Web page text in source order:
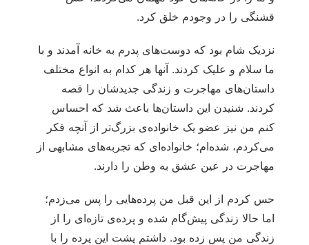
قشنگی را در وجودم خلق کرد.
نزدیک شام بود که دوست‌های پدرم به خانه آمدند و با
ما سلام و علیک کردند. آنها هر کدام به انواع مختلف
داستان‌های مهاجرت و زندگی جدیدشان را قصه
کردند. شنیدن این داستان‌ها باعث شد که احساس
کنم من نیز عضو یک خانواده‌ی بزرگ‌تر از آنچه فکر
می‌کردم، شده‌ام؛ خانواده‌ای که تجربه‌های مشابهی از
مهاجرت در عین عشق به وطن را دارند.
حس کردم از این قبل من پرده‌هایی را پس می‌زدم؛
اما حالا زندگی پیش‌گام شده و پرده‌ی تازه‌ای را از
زندگی من پس زده بود. داشتم پشت این پرده را با